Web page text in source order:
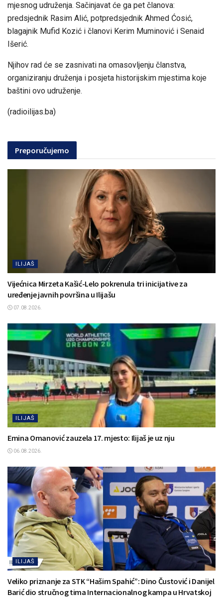
mjesnog udruženja. Sačinjavat će ga pet članova:
predsjednik Rasim Alić, potpredsjednik Ahmed Ćosić,
blagajnik Mufid Kozić i članovi Kerim Muminović i Senaid
Išerić.
Njihov rad će se zasnivati na omasovljenju članstva,
organiziranju druženja i posjeta historijskim mjestima koje
baštini ovo udruženje.
(radioilijas.ba)
Preporučujemo
ILIJAŠ
Vijećnica Mirzeta Kašić-Lelo pokrenula tri inicijative za
uređenje javnih površina u Ilijašu
07.08.2026.
ILIJAŠ
Emina Omanović zauzela 17. mjesto: Ilijaš je uz nju
06.08.2026.
ILIJAŠ
Veliko priznanje za STK “Hašim Spahić”: Dino Čustović i Danijel
Barić dio stručnog tima Internacionalnog kampa u Hrvatskoj